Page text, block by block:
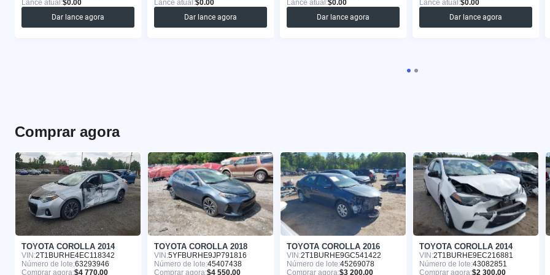
Lance atual:$0.00
Dar lance agora
Lance atual:$0.00
Dar lance agora
Lance atual:$0.00
Dar lance agora
Lance atual:$0.00
Dar lance agora
Comprar agora
TOYOTA COROLLA 2014
VIN:2T1BURHE4EC118342
Número de lote:63293946
Comprar agora:$4 770.00
TOYOTA COROLLA 2018
VIN:5YFBURHE9JP791816
Número de lote:45407438
Comprar agora:$4 550.00
TOYOTA COROLLA 2016
VIN:2T1BURHE9GC541422
Número de lote:45269078
Comprar agora:$3 200.00
TOYOTA COROLLA 2014
VIN:2T1BURHE9EC216881
Número de lote:43082851
Comprar agora:$2 300.00